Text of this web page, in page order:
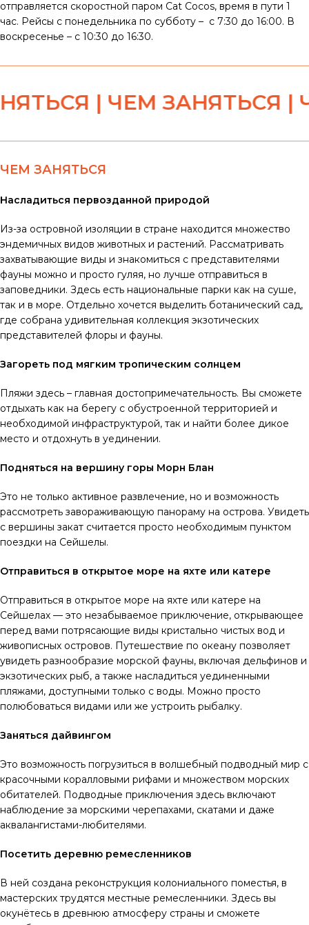
отправляется скоростной паром Cat Cocos, время в пути 1
час. Рейсы с понедельника по субботу – с 7:30 до 16:00. В
воскресенье – с 10:30 до 16:30.
| ЧЕМ ЗАНЯТЬСЯ |
ЧЕМ ЗАНЯТЬСЯ
Насладиться первозданной природой
Из-за островной изоляции в стране находится множество
эндемичных видов животных и растений. Рассматривать
захватывающие виды и знакомиться с представителями
фауны можно и просто гуляя, но лучше отправиться в
заповедники. Здесь есть национальные парки как на суше,
так и в море. Отдельно хочется выделить ботанический сад,
где собрана удивительная коллекция экзотических
представителей флоры и фауны.
Загореть под мягким тропическим солнцем
Пляжи здесь – главная достопримечательность. Вы сможете
отдыхать как на берегу с обустроенной территорией и
необходимой инфраструктурой, так и найти более дикое
место и отдохнуть в уединении.
Подняться на вершину горы Морн Блан
Это не только активное развлечение, но и возможность
рассмотреть завораживающую панораму на острова. Увидеть
с вершины закат считается просто необходимым пунктом
поездки на Сейшелы.
Отправиться в открытое море на яхте или катере
Отправиться в открытое море на яхте или катере на
Сейшелах — это незабываемое приключение, открывающее
перед вами потрясающие виды кристально чистых вод и
живописных островов. Путешествие по океану позволяет
увидеть разнообразие морской фауны, включая дельфинов и
экзотических рыб, а также насладиться уединенными
пляжами, доступными только с воды. Можно просто
полюбоваться видами или же устроить рыбалку.
Заняться дайвингом
Это возможность погрузиться в волшебный подводный мир с
красочными коралловыми рифами и множеством морских
обитателей. Подводные приключения здесь включают
наблюдение за морскими черепахами, скатами и даже
аквалангистами-любителями.
Посетить деревню ремесленников
В ней создана реконструкция колониального поместья, в
мастерских трудятся местные ремесленники. Здесь вы
окунётесь в древнюю атмосферу страны и сможете